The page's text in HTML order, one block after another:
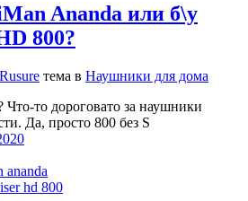
Ananda или б\у
800?
тема в Наушники для дома
Что-то дороговато за наушники
Да, просто 800 без S
ananda
hd 800